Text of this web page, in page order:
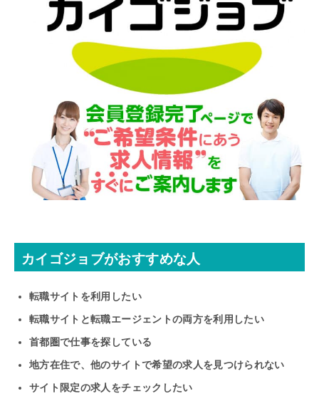
カイゴジョブがおすすめな人
転職サイトを利用したい
転職サイトと転職エージェントの両方を利用したい
首都圏で仕事を探している
地方在住で、他のサイトで希望の求人を見つけられない
サイト限定の求人をチェックしたい